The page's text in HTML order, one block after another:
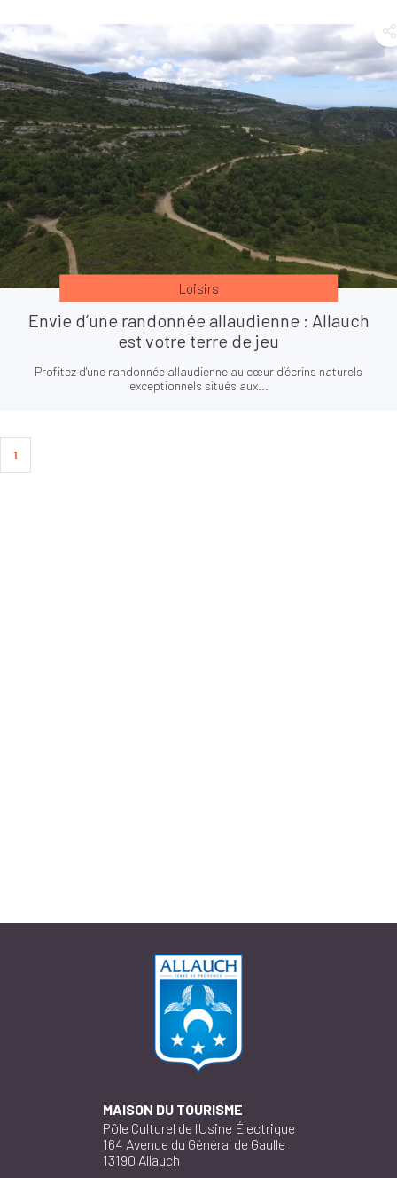
Loisirs
Envie d’une randonnée allaudienne : Allauch
est votre terre de jeu
Profitez d'une randonnée allaudienne au cœur d’écrins naturels
exceptionnels situés aux...
1
MAISON DU TOURISME
Pôle Culturel de l'Usine Électrique
164 Avenue du Général de Gaulle
13190 Allauch